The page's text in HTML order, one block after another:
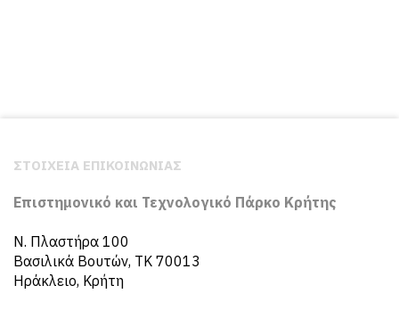
ΣΤΟΙΧΕΙΑ ΕΠΙΚΟΙΝΩΝΙΑΣ
Επιστημονικό και Τεχνολογικό Πάρκο Κρήτης
N. Πλαστήρα 100
Βασιλικά Βουτών, ΤΚ 70013
Ηράκλειο, Κρήτη